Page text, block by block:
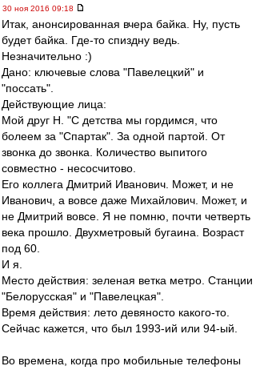
30 ноя 2016 09:18
Итак, анонсированная вчера байка. Ну, пусть
будет байка. Где-то спиздну ведь.
Незначительно :)
Дано: ключевые слова "Павелецкий" и
"поссать".
Действующие лица:
Мой друг Н. "С детства мы гордимся, что
болеем за "Спартак". За одной партой. От
звонка до звонка. Количество выпитого
совместно - несосчитово.
Его коллега Дмитрий Иванович. Может, и не
Иванович, а вовсе даже Михайлович. Может, и
не Дмитрий вовсе. Я не помню, почти четверть
века прошло. Двухметровый бугаина. Возраст
под 60.
И я.
Место действия: зеленая ветка метро. Станции
"Белорусская" и "Павелецкая".
Время действия: лето девяносто какого-то.
Сейчас кажется, что был 1993-ий или 94-ый.
Во времена, когда про мобильные телефоны